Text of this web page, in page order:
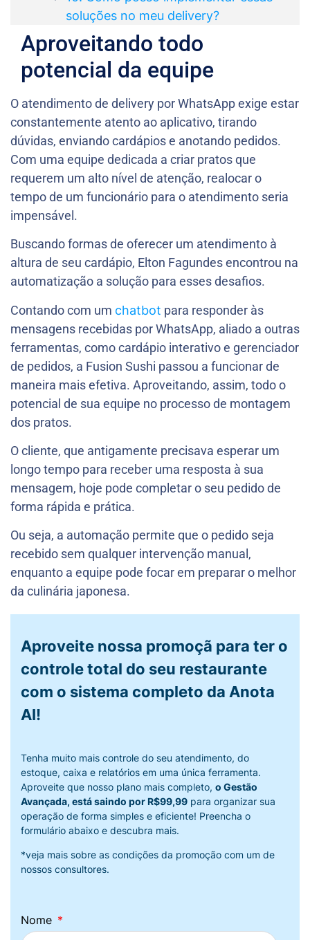
soluções no meu delivery?
Aproveitando todo
potencial da equipe
O atendimento de delivery por WhatsApp exige estar
constantemente atento ao aplicativo, tirando
dúvidas, enviando cardápios e anotando pedidos.
Com uma equipe dedicada a criar pratos que
requerem um alto nível de atenção, realocar o
tempo de um funcionário para o atendimento seria
impensável.
Buscando formas de oferecer um atendimento à
altura de seu cardápio, Elton Fagundes encontrou na
automatização a solução para esses desafios.
Contando com um chatbot para responder às
mensagens recebidas por WhatsApp, aliado a outras
ferramentas, como cardápio interativo e gerenciador
de pedidos, a Fusion Sushi passou a funcionar de
maneira mais efetiva. Aproveitando, assim, todo o
potencial de sua equipe no processo de montagem
dos pratos.
O cliente, que antigamente precisava esperar um
longo tempo para receber uma resposta à sua
mensagem, hoje pode completar o seu pedido de
forma rápida e prática.
Ou seja, a automação permite que o pedido seja
recebido sem qualquer intervenção manual,
enquanto a equipe pode focar em preparar o melhor
da culinária japonesa.
Aproveite nossa promoçã para ter o
controle total do seu restaurante
com o sistema completo da Anota
AI!
Tenha muito mais controle do seu atendimento, do
estoque, caixa e relatórios em uma única ferramenta.
Aproveite que nosso plano mais completo, o Gestão
Avançada, está saindo por R$99,99 para organizar sua
operação de forma simples e eficiente! Preencha o
formulário abaixo e descubra mais.
*veja mais sobre as condições da promoção com um de
nossos consultores.
Nome